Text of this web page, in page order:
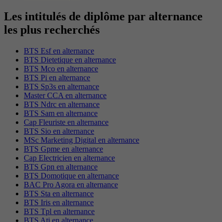
Les intitulés de diplôme par alternance
les plus recherchés
BTS Esf en alternance
BTS Dietetique en alternance
BTS Mco en alternance
BTS Pi en alternance
BTS Sp3s en alternance
Master CCA en alternance
BTS Ndrc en alternance
BTS Sam en alternance
Cap Fleuriste en alternance
BTS Sio en alternance
MSc Marketing Digital en alternance
BTS Gpme en alternance
Cap Electricien en alternance
BTS Gpn en alternance
BTS Domotique en alternance
BAC Pro Agora en alternance
BTS Sta en alternance
BTS Iris en alternance
BTS Tpl en alternance
BTS Ati en alternance